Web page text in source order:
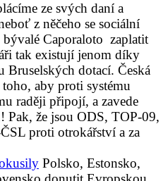
ze svých daní a
z něčeho se sociální
Caporaloto zaplatit
tak existují jenom díky
Bruselských dotací. Česká
aby proti systému
raději připojí, a zavede
Pak, že jsou ODS, TOP-09,
proti otrokářství a za
Polsko, Estonsko,